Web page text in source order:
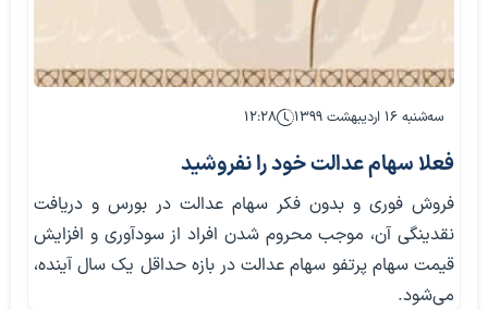
سه‌شنبه ۱۶ اردیبهشت ۱۳۹۹ ۱۲:۲۸
فعلا سهام عدالت خود را نفروشید
فروش فوری و بدون فکر سهام عدالت در بورس و دریافت
نقدینگی آن، موجب محروم شدن افراد از سودآوری و افزایش
قیمت سهام پرتفو سهام عدالت در بازه حداقل یک سال آینده،
می‌شود.